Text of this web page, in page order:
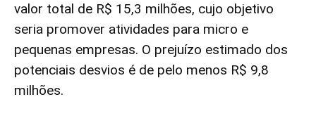
valor total de R$ 15,3 milhões, cujo objetivo
seria promover atividades para micro e
pequenas empresas. O prejuízo estimado dos
potenciais desvios é de pelo menos R$ 9,8
milhões.